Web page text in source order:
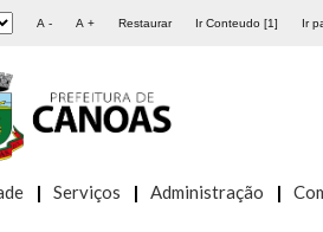
A - A + Restaurar Ir Conteudo [1] Ir
Serviços Administração